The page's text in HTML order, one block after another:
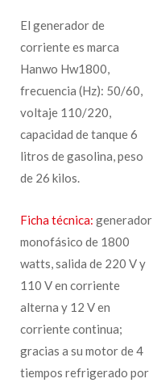
El generador de
corriente es marca
Hanwo Hw1800,
frecuencia (Hz): 50/60,
voltaje 110/220,
capacidad de tanque 6
litros de gasolina, peso
de 26 kilos.
Ficha técnica: generador
monofásico de 1800
watts, salida de 220 V y
110 V en corriente
alterna y 12 V en
corriente continua;
gracias a su motor de 4
tiempos refrigerado por